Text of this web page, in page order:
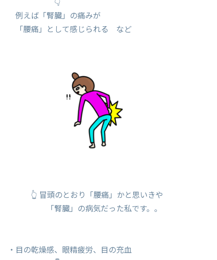
例えば「腎臓」の痛みが
「腰痛」として感じられる など
👆 冒頭のとおり「腰痛」かと思いきや
「腎臓」の病気だった私です。。
・目の乾燥感、眼精疲労、目の充血